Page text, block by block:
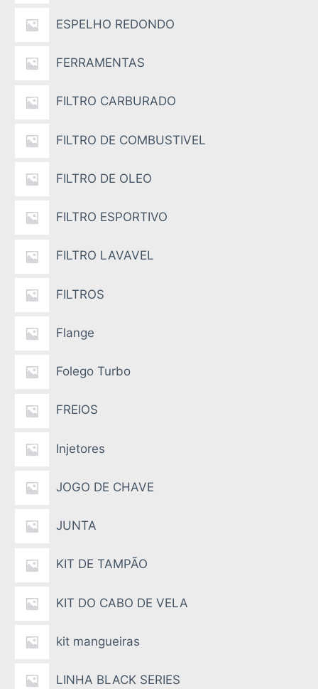
ESPELHO REDONDO
FERRAMENTAS
FILTRO CARBURADO
FILTRO DE COMBUSTIVEL
FILTRO DE OLEO
FILTRO ESPORTIVO
FILTRO LAVAVEL
FILTROS
Flange
Folego Turbo
FREIOS
Injetores
JOGO DE CHAVE
JUNTA
KIT DE TAMPÃO
KIT DO CABO DE VELA
kit mangueiras
LINHA BLACK SERIES